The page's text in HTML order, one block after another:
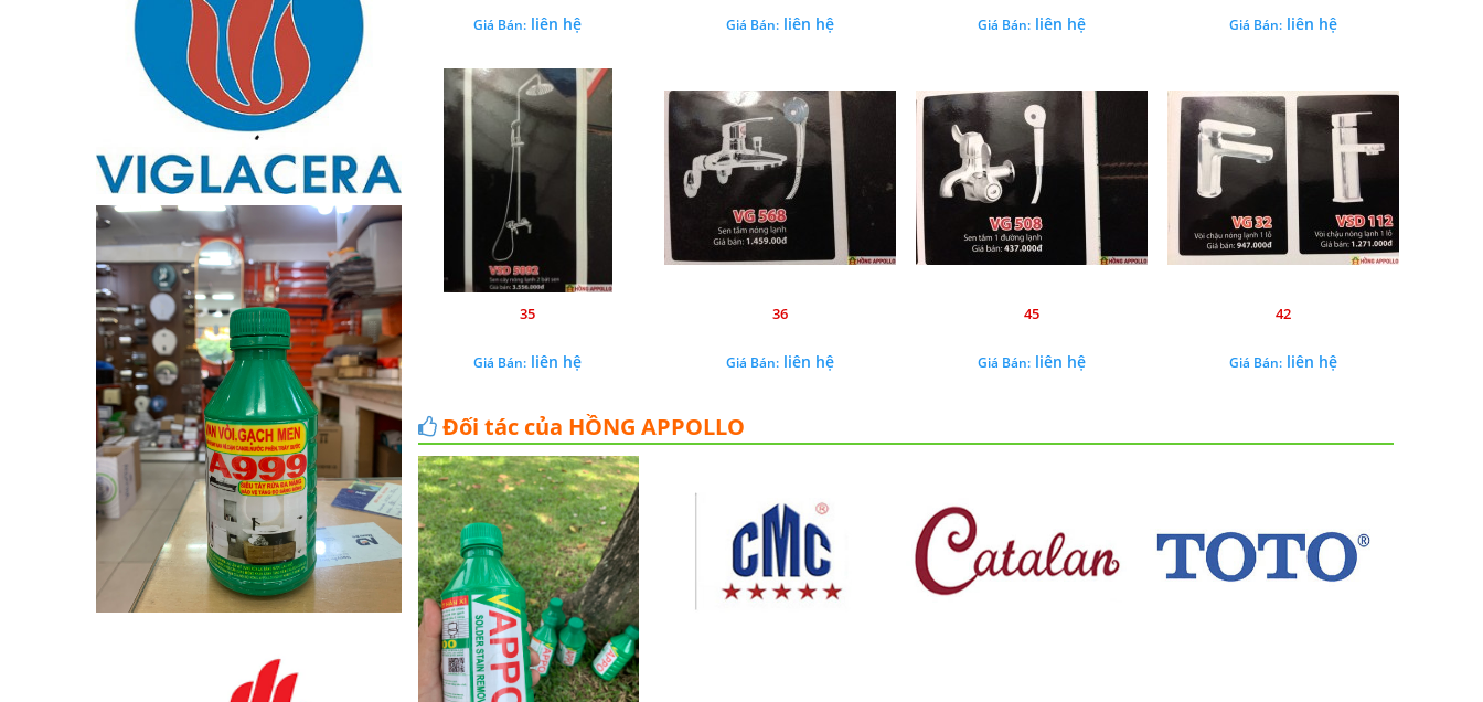
Giá Bán: liên hệ Giá Bán:liên hệ Giá Bán: liên hệ Giá Bán: liên hệ
35
Giá Bán: liên hệ
36
Giá Bán:liên hệ
45
Giá Bán: liên hệ
42
Giá Bán: liên hệ
Đối tác của HỒNG APPOLLO